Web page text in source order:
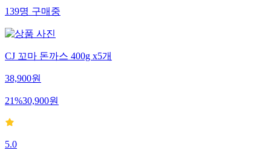
139명 구매중
CJ 꼬마 돈까스 400g x5개
38,900원
21%30,900원
5.0